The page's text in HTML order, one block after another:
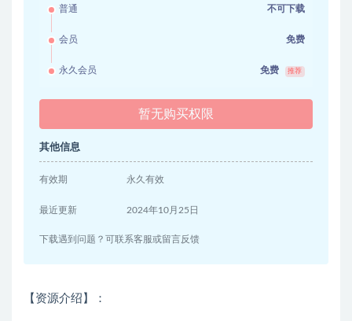
普通 不可下载
会员 免费
永久会员 免费 推荐
暂无购买权限
其他信息
有效期 永久有效
最近更新 2024年10月25日
下载遇到问题？可联系客服或留言反馈
【资源介绍】：